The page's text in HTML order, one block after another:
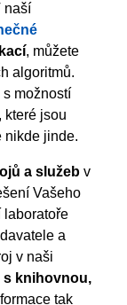
naší
, můžete
algoritmů.
s možností
které jsou
nikde jinde.
a služeb v
Vašeho
laboratoře
a
v naši
s knihovnou,
tak